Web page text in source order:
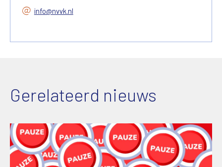
info@nvvk.nl
Gerelateerd nieuws